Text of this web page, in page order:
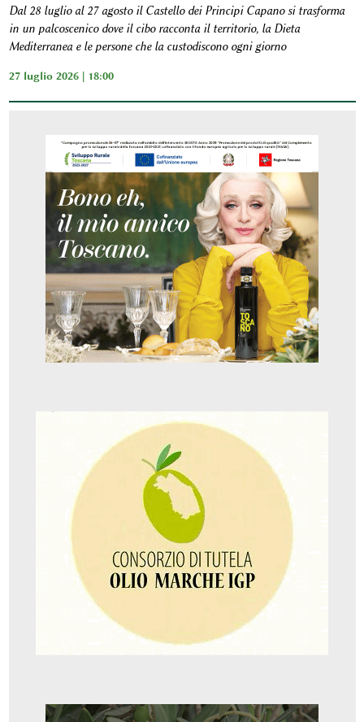
Dal 28 luglio al 27 agosto il Castello dei Principi Capano si trasforma
in un palcoscenico dove il cibo racconta il territorio, la Dieta
Mediterranea e le persone che la custodiscono ogni giorno
27 luglio 2026 | 18:00